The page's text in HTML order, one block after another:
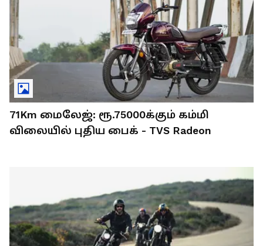
71Km மைலேஜ்: ரூ.75000க்கும் கம்மி
விலையில் புதிய பைக் - TVS Radeon